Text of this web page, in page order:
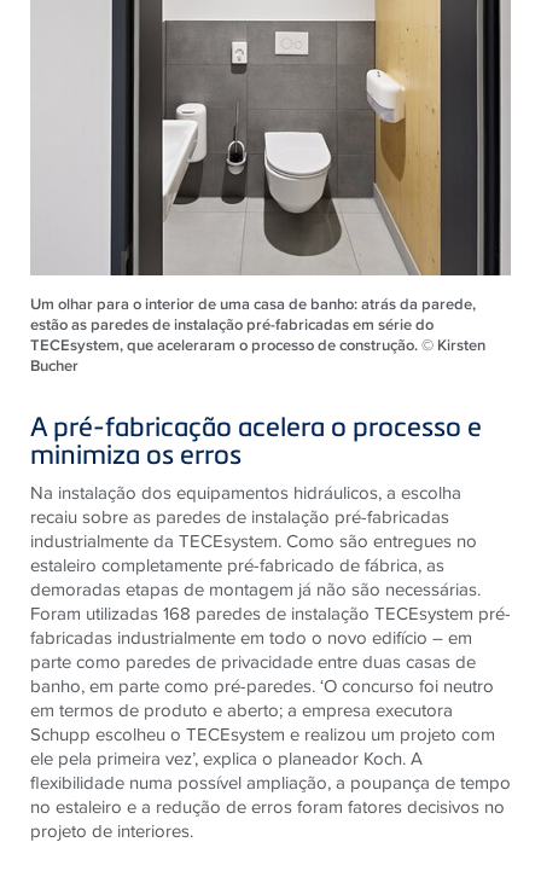
Um olhar para o interior de uma casa de banho: atrás da parede,
estão as paredes de instalação pré-fabricadas em série do
TECEsystem, que aceleraram o processo de construção. © Kirsten
Bucher
A pré-fabricação acelera o processo e
minimiza os erros
Na instalação dos equipamentos hidráulicos, a escolha
recaiu sobre as paredes de instalação pré-fabricadas
industrialmente da TECEsystem. Como são entregues no
estaleiro completamente pré-fabricado de fábrica, as
demoradas etapas de montagem já não são necessárias.
Foram utilizadas 168 paredes de instalação TECEsystem pré-
fabricadas industrialmente em todo o novo edifício – em
parte como paredes de privacidade entre duas casas de
banho, em parte como pré-paredes. ‘O concurso foi neutro
em termos de produto e aberto; a empresa executora
Schupp escolheu o TECEsystem e realizou um projeto com
ele pela primeira vez’, explica o planeador Koch. A
flexibilidade numa possível ampliação, a poupança de tempo
no estaleiro e a redução de erros foram fatores decisivos no
projeto de interiores.